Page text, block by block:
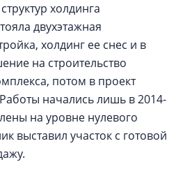
холдинга
двухэтажная
холдинг ее снес и в
на строительство
потом в проект
начались лишь в 2014-
на уровне нулевого
выставил участок с готовой